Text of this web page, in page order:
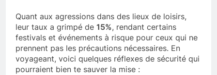
Quant aux agressions dans des lieux de loisirs,
leur taux a grimpé de 15%, rendant certains
festivals et événements à risque pour ceux qui ne
prennent pas les précautions nécessaires. En
voyageant, voici quelques réflexes de sécurité qui
pourraient bien te sauver la mise :